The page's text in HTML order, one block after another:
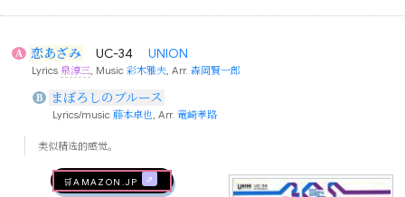
A 恋あざみ UC-34 UNION
Lyrics泉淳三 , Music彩木雅夫 , Arr.森岡賢一郎
B まぼろしのブルース
Lyrics/music 藤本卓也, Arr. 竜崎孝路
类似精选的感觉。
🛒AMAZON.jp